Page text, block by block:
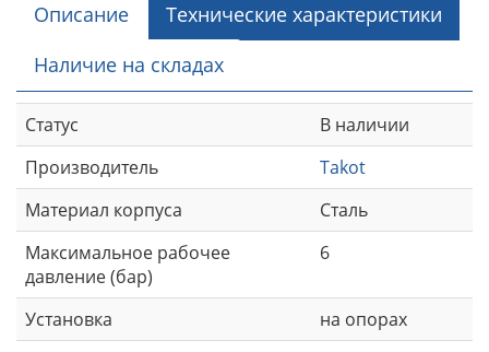
Описание
Технические характеристики
Наличие на складах
Статус
В наличии
Производитель
Takot
Материал корпуса
Сталь
Максимальное рабочее
давление (бар)
6
Установка
на опорах